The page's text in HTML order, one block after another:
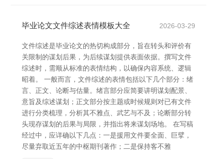
毕业论文文件综述表情模板大全 2026-03-29
文件综述是毕业论文的热切构成部分，旨在转头和评价有
关限制的谋划后果，为后续谋划提供表面依据。撰写文件
综述时，需顺从标准的表情结构，以确保内容系统、逻辑
昭着。 一般而言，文件综述的表情包括以下几个部分：绪
言、正文、论断与估量。绪言部分应简要讲明谋划配景、
意旨及综述谋划；正文部分按主题或时候规则对已有文件
进行分类梳理，分析其不雅点、武艺与不及；论断部分转
头现存谋划的后果与局限，并指出将来谋划场地。 在写稿
经过中，应详确以下几点：一是援用文件要全面、巨擘，
尽量弃取近五年的中枢期刊著作；二是保持客不雅